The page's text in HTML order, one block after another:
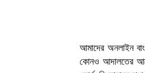
আমাদের অনলাইন
কোনও আদালতের